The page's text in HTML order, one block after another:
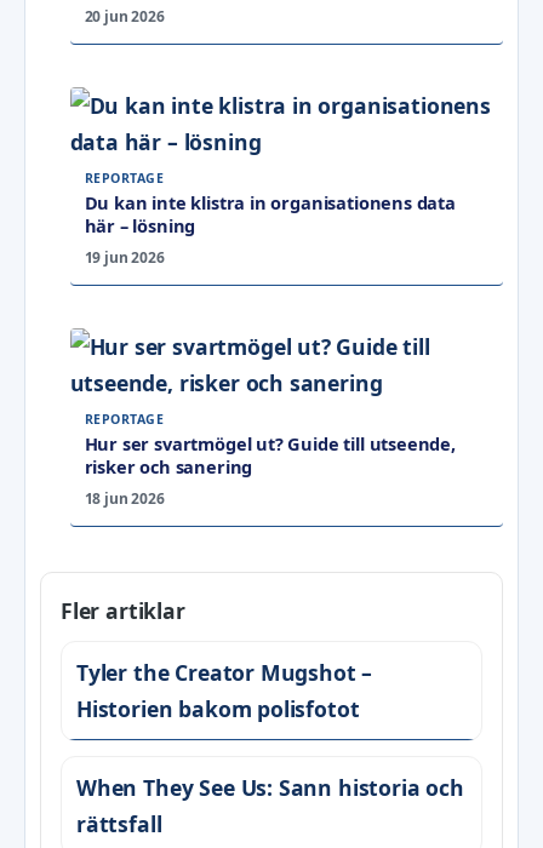
20 jun 2026
REPORTAGE
Du kan inte klistra in organisationens data
här – lösning
19 jun 2026
REPORTAGE
Hur ser svartmögel ut? Guide till utseende,
risker och sanering
18 jun 2026
Fler artiklar
Tyler the Creator Mugshot –
Historien bakom polisfotot
When They See Us: Sann historia och
rättsfall